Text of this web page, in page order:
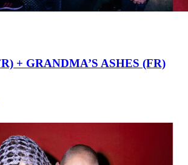
+ GRANDMA’S ASHES (FR)